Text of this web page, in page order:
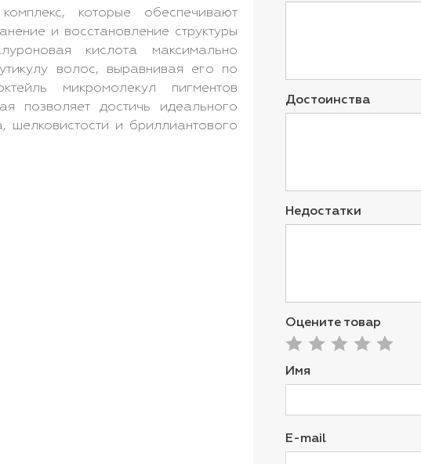
которые обеспечивают
и восстановление структуры
кислота максимально
волос, выравнивая его по
микромолекул пигментов
позволяет достичь идеального
шелковистости и бриллиантового
Достоинства
Недостатки
Оцените товар
Имя
E-mail